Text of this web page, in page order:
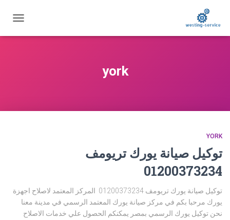
التنقل
york
YORK
توكيل صيانة يورك تريومف
01200373234
توكيل صيانة يورك تريومف 01200373234 المركز المعتمد لاصلاح اجهزة
يورك مرحبا بكم في مركز صيانة يورك المعتمد الرسمي في مدينة معنا
نحن توكيل يورك الرسمي بمصر يمكنكم الحصول علي خدمات الاصلاح